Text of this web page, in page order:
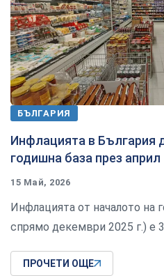
БЪЛГАРИЯ
Инфлацията в България
годишна база през април
15 Май, 2026
Инфлацията от началото на
спрямо декември 2025 г.) е
ПРОЧЕТИ ОЩЕ